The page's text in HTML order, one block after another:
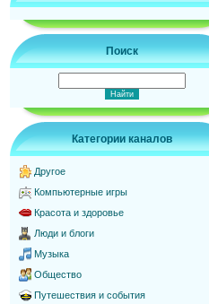
Поиск
Категории каналов
Другое
Компьютерные игры
Красота и здоровье
Люди и блоги
Музыка
Общество
Путешествия и события